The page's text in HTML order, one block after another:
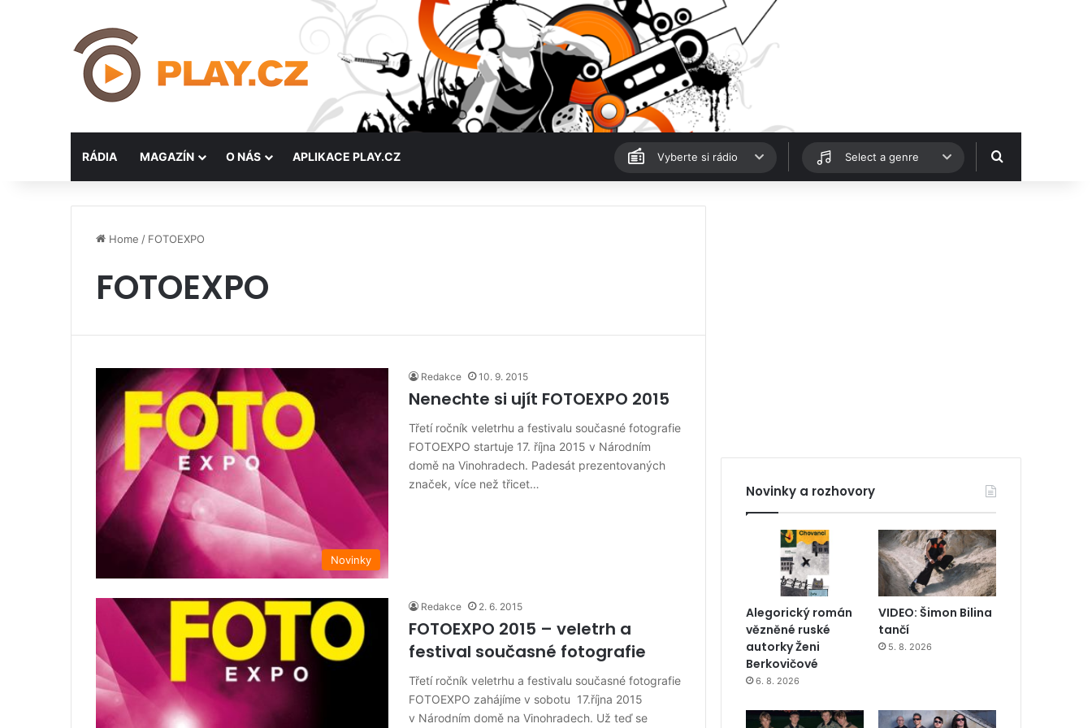
RÁDIA MAGAZÍN O NÁS APLIKACE PLAY.CZ Vyberte si rádio Select a genre Hledat
Home / FOTOEXPO
FOTOEXPO
Novinky
Redakce 10. 9. 2015
Nenechte si ujít FOTOEXPO 2015
Třetí ročník veletrhu a festivalu současné fotografie
FOTOEXPO startuje 17. října 2015 v Národním
domě na Vinohradech. Padesát prezentovaných
značek, více než třicet…
Redakce 2. 6. 2015
FOTOEXPO 2015 – veletrh a
festival současné fotografie
Třetí ročník veletrhu a festivalu současné fotografie
FOTOEXPO zahájíme v sobotu 17.října 2015
v Národním domě na Vinohradech. Už teď se
Novinky a rozhovory
Alegorický román
vězněné ruské
autorky Ženi
Berkovičové
6. 8. 2026
VIDEO: Šimon Bilina
tančí
5. 8. 2026